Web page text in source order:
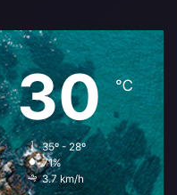
30℃
35º - 28º
71%
3.7 km/h